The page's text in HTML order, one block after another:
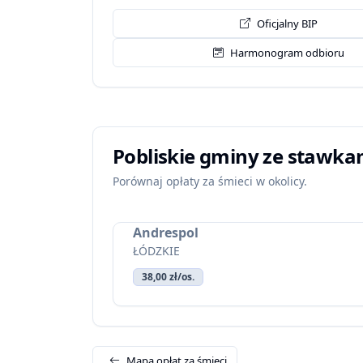
Oficjalny BIP
Harmonogram odbioru
Pobliskie gminy ze
Porównaj opłaty za śmieci w okolicy.
Andrespol
ŁÓDZKIE
38,00 zł/os.